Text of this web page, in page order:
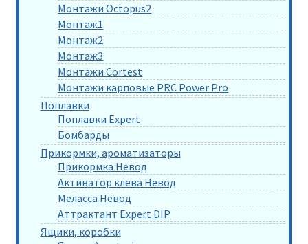
Монтажи Octopus2
Монтаж1
Монтаж2
Монтаж3
Монтажи Cortest
Монтажи карповые PRC Power Pro
Поплавки
Поплавки Expert
Бомбарды
Прикормки, ароматизаторы
Прикормка Невод
Активатор клева Невод
Меласса Невод
Аттрактант Expert DIP
Ящики, коробки